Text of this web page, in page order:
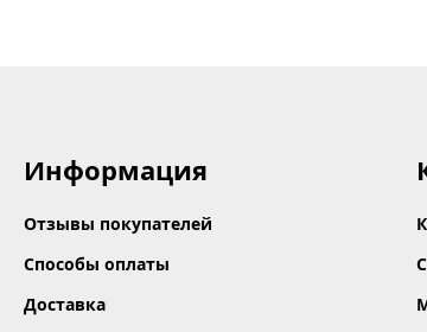
Информация
Отзывы покупателей
Способы оплаты
Доставка